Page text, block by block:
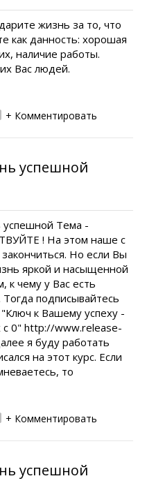
жизнь за то, что
как данность: хорошая
наличие работы.
Вас людей.
+ Комментировать
успешной
успешной Тема -
! На этом наше с
Но если Вы
яркой и насыщенной
к чему у Вас есть
подписывайтесь
к Вашему успеху -
с 0" http://www.release-
я буду работать
на этот курс. Если
то
+ Комментировать
успешной